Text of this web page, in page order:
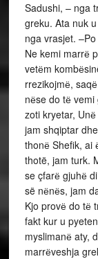
Sadushi, – nga
greku. Ata nuk
nga vrasjet.
Ne kemi marrё
vetёm
rrezikojmё,
nёse do tё
zoti kryetar,
jam shqiptar
thonё Shefik, ai
thotë, jam turk.
se çfarё gjuhё
së nёnёs, jam
Kjo provё do tё
fakt kur u
myslimanё aty,
marrёveshja